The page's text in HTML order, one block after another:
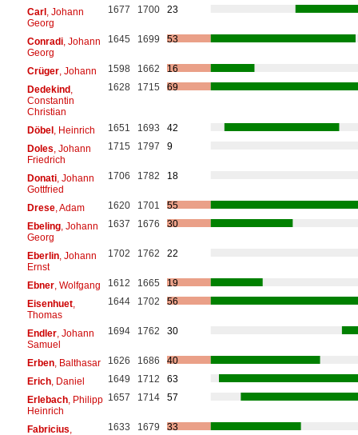
Carl, Johann
Georg
1677 1700 23
Conradi, Johann
Georg
1645 1699 53
Crüger, Johann 1598 1662
16
Dedekind,
Constantin
Christian
1628 1715 69
Döbel, Heinrich 1651 1693
42
Doles , Johann
Friedrich
1715 1797 9
Donati, Johann
Gottfried
1706 1782 18
Drese, Adam 1620 1701
55
Ebeling, Johann
Georg
1637 1676 30
Eberlin, Johann
Ernst
1702 1762 22
Ebner, Wolfgang 1612 1665
19
Eisenhuet,
Thomas
1644 1702 56
Endler, Johann
Samuel
1694 1762 30
Erben, Balthasar 1626 1686
40
Erich, Daniel 1649 1712
63
Erlebach, Philipp
Heinrich
1657 1714 57
Fabricius 1633 1679 33